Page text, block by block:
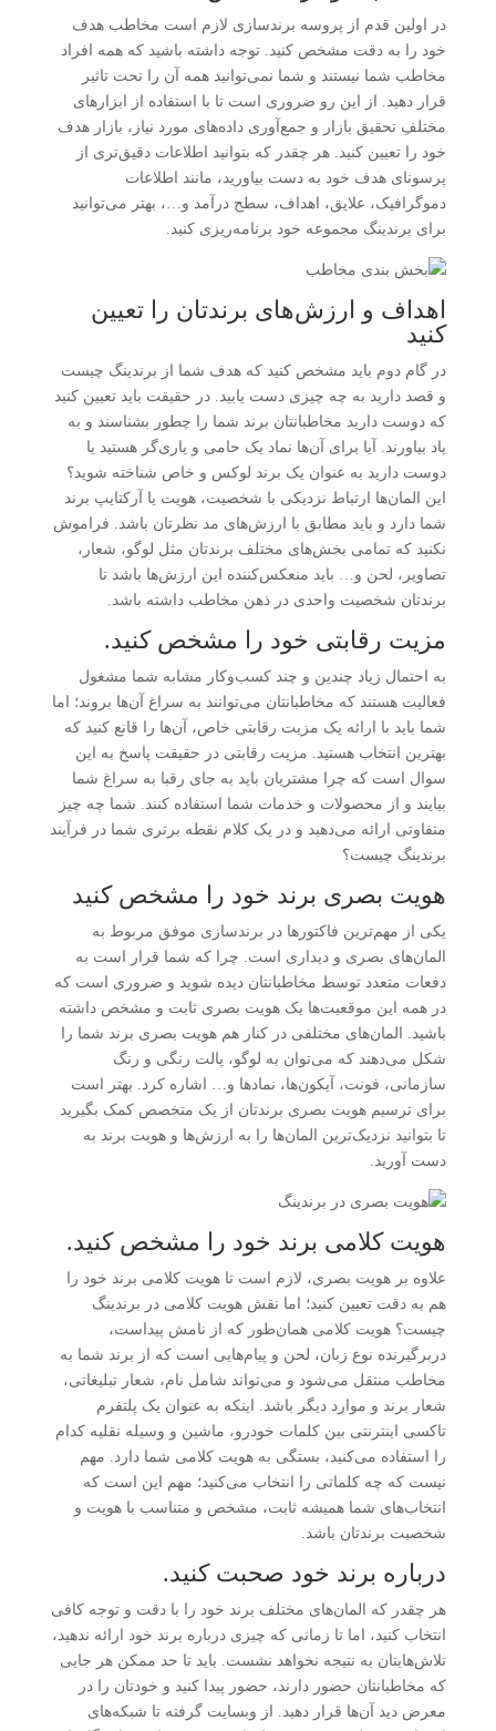
در اولین قدم از پروسه برندسازی لازم است مخاطب هدف
خود را به دقت مشخص کنید. توجه داشته باشید که همه افراد
مخاطب شما نیستند و شما نمی‌توانید همه آن را تحت تاثیر
قرار دهید. از این رو ضروری است تا با استفاده از ابزارهای
مختلفِ تحقیق بازار و جمع‌آوری داده‌های مورد نیاز، بازار هدف
خود را تعیین کنید. هر چقدر که بتوانید اطلاعات دقیق‌تری از
پرسونای هدف خود به دست بیاورید، مانند اطلاعات
دموگرافیک، علایق، اهداف، سطح درآمد و…، بهتر می‌توانید
برای برندینگ مجموعه خود برنامه‌ریزی کنید.
اهداف و ارزش‌های برندتان را تعیین
کنید
در گام دوم باید مشخص کنید که هدف شما از برندینگ چیست
و قصد دارید به چه چیزی دست یابید. در حقیقت باید تعیین کنید
که دوست دارید مخاطبانتان برند شما را چطور بشناسند و به
یاد بیاورند. آیا برای آن‌ها نماد یک حامی و یاری‌گر هستید یا
دوست دارید به عنوان یک برند لوکس و خاص شناخته شوید؟
این المان‌ها ارتباط نزدیکی با شخصیت، هویت یا آرکتایپ برند
شما دارد و باید مطابق با ارزش‌های مد نظرتان باشد. فراموش
نکنید که تمامی بخش‌های مختلف برندتان مثل لوگو، شعار،
تصاویر، لحن و… باید منعکس‌کننده این ارزش‌ها باشد تا
برندتان شخصیت واحدی در ذهن مخاطب داشته باشد.
مزیت رقابتی خود را مشخص کنید.
به احتمال زیاد چندین و چند کسب‌وکار مشابه شما مشغول
فعالیت هستند که مخاطبانتان می‌توانند به سراغ آن‌ها بروند؛ اما
شما باید با ارائه یک مزیت رقابتی خاص، آن‌ها را قانع کنید که
بهترین انتخاب هستید. مزیت رقابتی در حقیقت پاسخ به این
سوال است که چرا مشتریان باید به جای رقبا به سراغ شما
بیایند و از محصولات و خدمات شما استفاده کنند. شما چه چیز
متفاوتی ارائه می‌دهید و در یک کلام نقطه برتری شما در فرآیند
برندینگ چیست؟
هویت بصری برند خود را مشخص کنید
یکی از مهم‌ترین فاکتورها در برندسازی موفق مربوط به
المان‌های بصری و دیداری است. چرا که شما قرار است به
دفعات متعدد توسط مخاطبانتان دیده شوید و ضروری است که
در همه این موقعیت‌ها یک هویت بصری ثابت و مشخص داشته
باشید. المان‌های مختلفی در کنار هم هویت بصری برند شما را
شکل می‌دهند که می‌توان به لوگو، پالت رنگی و رنگ
سازمانی، فونت، آیکون‌ها، نمادها و… اشاره کرد. بهتر است
برای ترسیم هویت بصری برندتان از یک متخصص کمک بگیرید
تا بتوانید نزدیک‌ترین المان‌ها را به ارزش‌ها و هویت برند به
دست آورید.
هویت کلامی برند خود را مشخص کنید.
علاوه بر هویت بصری، لازم است تا هویت کلامی برند خود را
هم به دقت تعیین کنید؛ اما نقش هویت کلامی در برندینگ
چیست؟ هویت کلامی همان‌طور که از نامش پیداست،
دربرگیرنده نوع زبان، لحن و پیام‌هایی است که از برند شما به
مخاطب منتقل می‌شود و می‌تواند شامل نام، شعار تبلیغاتی،
شعار برند و موارد دیگر باشد. اینکه به عنوان یک پلتفرم
تاکسی اینترنتی بین کلمات خودرو، ماشین و وسیله نقلیه کدام
را استفاده می‌کنید، بستگی به هویت کلامی شما دارد. مهم
نیست که چه کلماتی را انتخاب می‌کنید؛ مهم این است که
انتخاب‌های شما همیشه ثابت، مشخص و متناسب با هویت و
شخصیت برندتان باشد.
درباره برند خود صحبت کنید.
هر چقدر که المان‌های مختلف برند خود را با دقت و توجه کافی
انتخاب کنید، اما تا زمانی که چیزی درباره برند خود ارائه ندهید،
تلاش‌هایتان به نتیجه نخواهد نشست. باید تا حد ممکن هر جایی
که مخاطبانتان حضور دارند، حضور پیدا کنید و خودتان را در
معرض دید آن‌ها قرار دهید. از وبسایت گرفته تا شبکه‌های